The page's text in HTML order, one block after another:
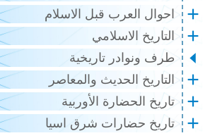
احوال العرب قبل الاسلام
التاريخ الاسلامي
طرف ونوادر تاريخية
التاريخ الحديث والمعاصر
تاريخ الحضارة الأوربية
تاريخ حضارات شرق اسيا